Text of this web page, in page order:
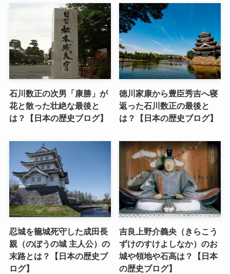
石川数正の次男「康勝」が
花と散った壮絶な最後と
は？【日本の歴史ブログ】
徳川家康から豊臣秀吉へ寝
返った石川数正の最後と
は？【日本の歴史ブログ】
忍城を籠城死守した成田長
親（のぼうの城 主人公）の
末路とは？【日本の歴史ブ
ログ】
吉良上野介義央（きらこう
ずけのすけよしなか）のお
城や領地や石高は？【日本
の歴史ブログ】